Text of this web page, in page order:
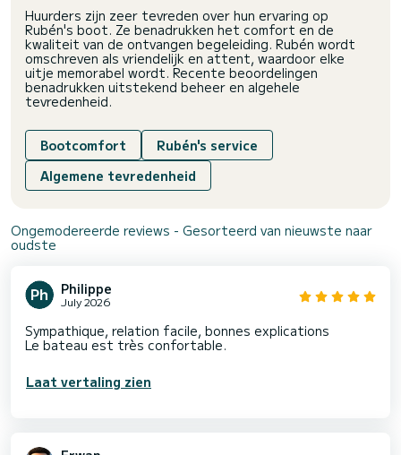
Huurders zijn zeer tevreden over hun ervaring op
Rubén's boot. Ze benadrukken het comfort en de
kwaliteit van de ontvangen begeleiding. Rubén wordt
omschreven als vriendelijk en attent, waardoor elke
uitje memorabel wordt. Recente beoordelingen
benadrukken uitstekend beheer en algehele
tevredenheid.
Bootcomfort
Rubén's service
Algemene tevredenheid
Ongemodereerde reviews - Gesorteerd van nieuwste naar
oudste
Philippe
July 2026
Sympathique, relation facile, bonnes explications
Le bateau est très confortable.
Laat vertaling zien